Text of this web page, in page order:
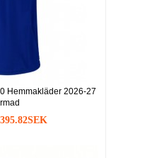
Hemmakläder 2026-27
395.82SEK